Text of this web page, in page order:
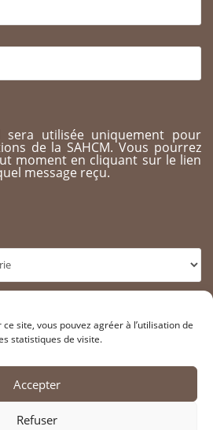
site, vous pouvez agréer à l’utilisation de
statistiques de visite.
Accepter
Refuser
sera utilisée uniquement pour
de la SAHCM. Vous pourrez
moment en cliquant sur le lien
message reçu.